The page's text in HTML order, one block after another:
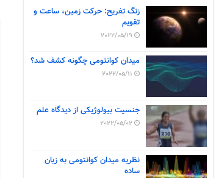
زنگ تفریح: حرکت زمین، ساعت و
تقویم
2022/05/19
میدان کوانتومی چگونه کشف شد؟
2022/05/11
جنسیت بیولوژیکی از دیدگاه علم
2022/05/02
نظریه میدان کوانتومی به زبان
ساده